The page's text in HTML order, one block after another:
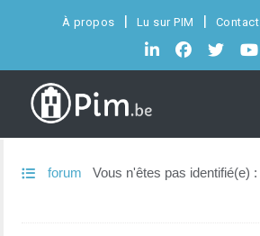
À propos Lu sur PIM Contact
forum Vous n'êtes pas identifié(e) :